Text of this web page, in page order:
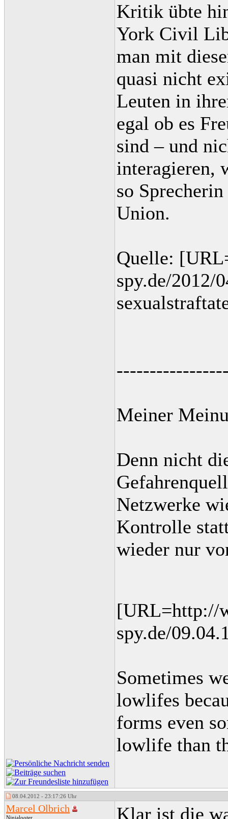
Kritik übte
York Civil
man mit
quasi nicht
Leuten in
egal ob es
sind – und
interagieren,
so
Union.
Quelle:
spy.de/2012/
Meiner
Denn nicht
Netzwerke
Kontrolle
wieder nur
[URL=http://
spy.de/
Sometimes
lowlifes
forms even
lowlife than
08.04.2012 - 23:17:26 Uhr
Marcel Olbrich
Ninjalooter Klar ist die